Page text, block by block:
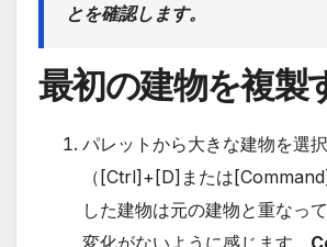
とを確認します。
最初の建物を複製
パレットから大きな建物を選
（[Ctrl]+[D]または
した建物は元の建物と重なっ
変化がないように感じます。